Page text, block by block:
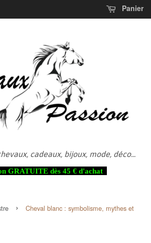
Panier
cadeaux, bijoux, mode, déco...
GRATUITE dès 45 € d'achat
›
Cheval blanc : symbolisme, mythes et